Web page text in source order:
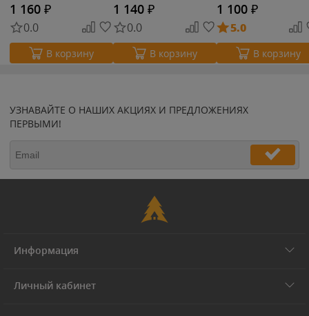
1 160 ₽
0.0
В корзину
1 140 ₽
0.0
В корзину
1 100 ₽
5.0
В корзину
УЗНАВАЙТЕ О НАШИХ АКЦИЯХ И ПРЕДЛОЖЕНИЯХ
ПЕРВЫМИ!
Информация
Личный кабинет